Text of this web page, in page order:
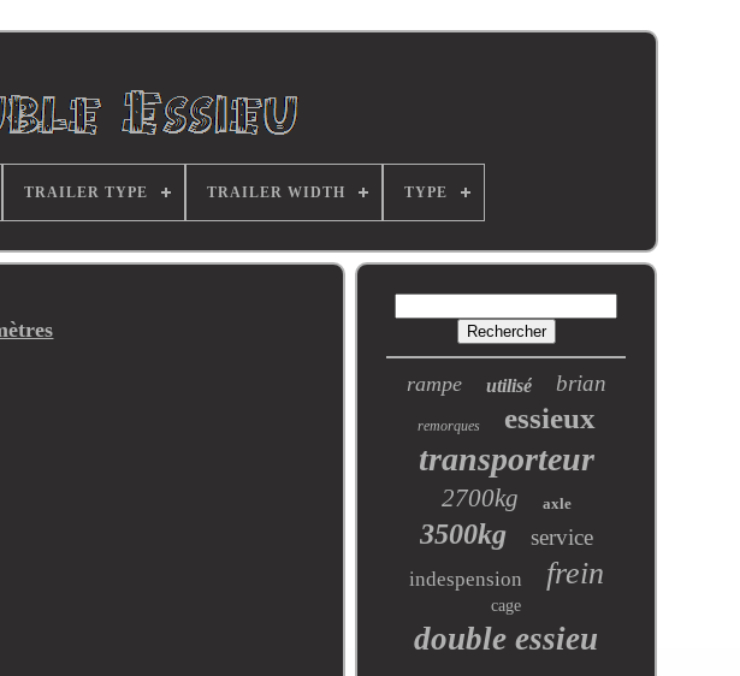
TRAILER TYPE TRAILER WIDTH TYPE
rampe utilisé brian
remorques essieux
transporteur
2700kg axle
3500kg service
indespension frein
cage
double essieu